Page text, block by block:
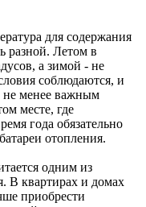
для содержания
разной. Летом в
а зимой - не
соблюдаются, и
не менее важным
месте, где
года обязательно
отопления.
одним из
В квартирах и домах
приобрести